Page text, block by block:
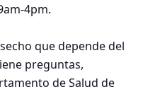
4pm.
que depende del
preguntas,
de Salud de